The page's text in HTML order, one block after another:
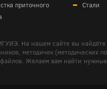
приточного
Стали
На нашем сайте вы
методичек (методических
Желаем вам найти